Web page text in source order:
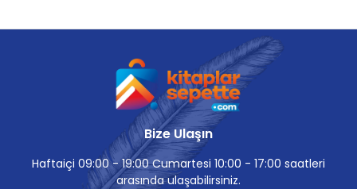
Bize Ulaşın
Haftaiçi 09:00 - 19:00 Cumartesi 10:00 - 17:00 saatleri
arasında ulaşabilirsiniz.